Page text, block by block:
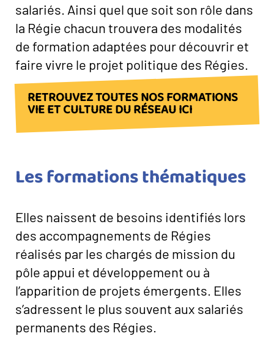
salariés. Ainsi quel que soit son rôle dans
la Régie chacun trouvera des modalités
de formation adaptées pour découvrir et
faire vivre le projet politique des Régies.
RETROUVEZ TOUTES NOS FORMATIONS
VIE ET CULTURE DU RÉSEAU ICI
Les formations thématiques
Elles naissent de besoins identifiés lors
des accompagnements de Régies
réalisés par les chargés de mission du
pôle appui et développement ou à
l’apparition de projets émergents. Elles
s’adressent le plus souvent aux salariés
permanents des Régies.